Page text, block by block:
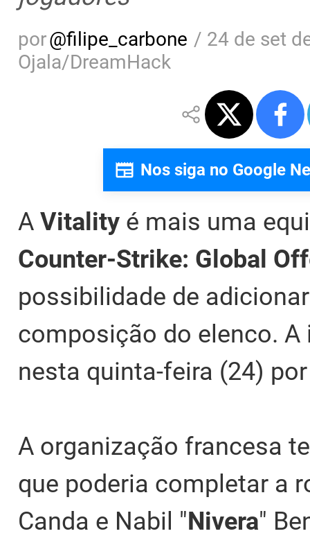
por@filipe_carbone / 24 de set
Ojala/DreamHack
Nos siga no Google
A Vitality é mais uma
Counter-Strike: Global
possibilidade de
composição do elenco.
nesta quinta-feira (24)
A organização francesa
que poderia completar a
Canda e Nabil "Nivera"